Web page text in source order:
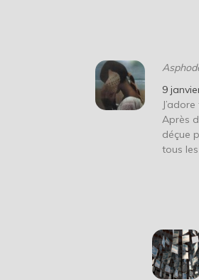
9
Après
déçue
tous